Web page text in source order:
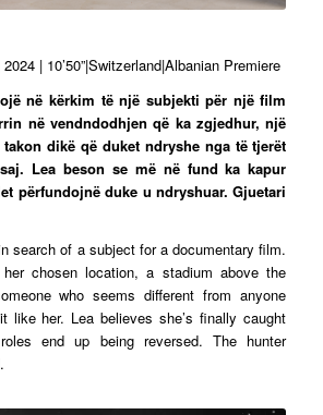
| 10’50”|Switzerland|Albanian Premiere
në kërkim të një subjekti për një film
në vendndodhjen që ka zgjedhur, një
dikë që duket ndryshe nga të tjerët
Lea beson se më në fund ka kapur
përfundojnë duke u ndryshuar. Gjuetari
search of a subject for a documentary film.
chosen location, a stadium above the
who seems different from anyone
like her. Lea believes she’s finally caught
end up being reversed. The hunter